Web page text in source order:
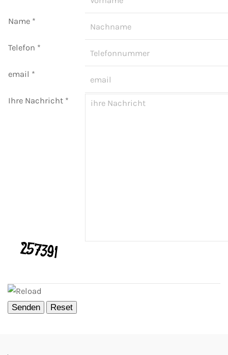
Name *
Telefon *
email *
Ihre Nachricht *